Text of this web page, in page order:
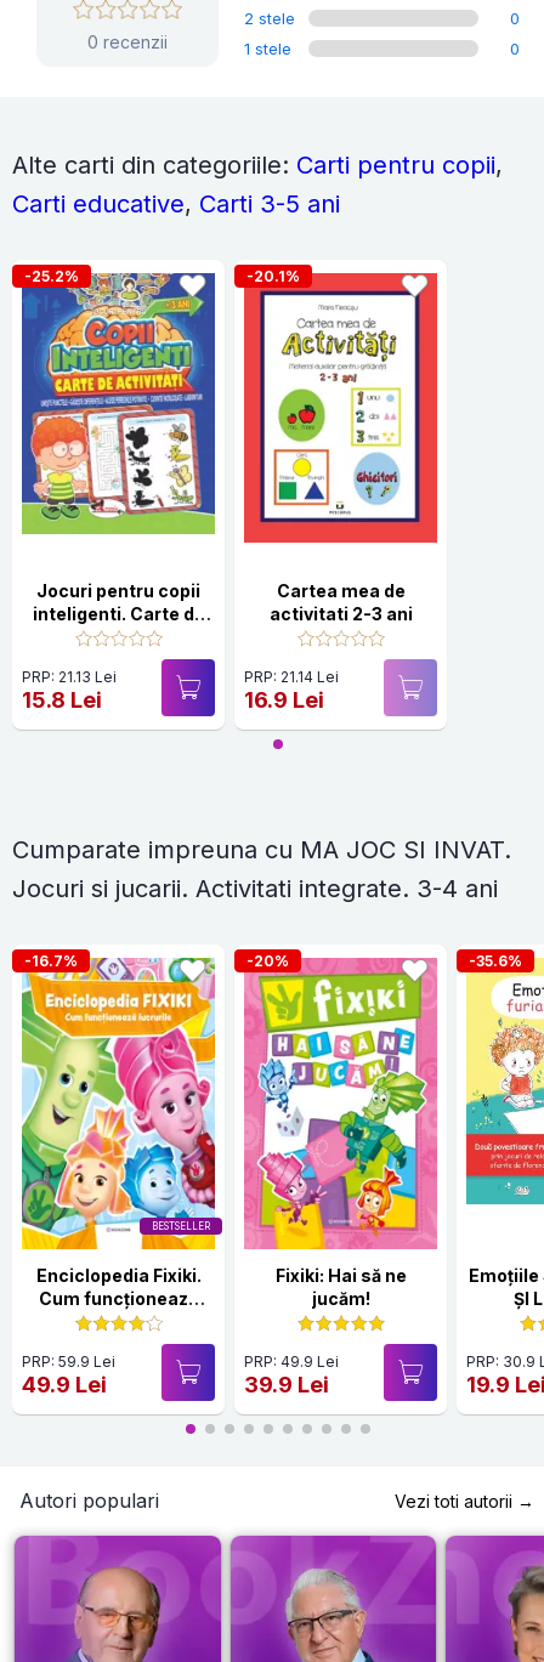
0 recenzii
2 stele
0
1 stele
0
Alte carti din categoriile: Carti pentru copii,
Carti educative, Carti 3-5 ani
-25.2%
Jocuri pentru copii
inteligenti. Carte de
activitati +3 ani
PRP: 21.13 Lei
15.8 Lei
-20.1%
Cartea mea de
activitati 2-3 ani
PRP: 21.14 Lei
16.9 Lei
Cumparate impreuna cu MA JOC SI INVAT.
Jocuri si jucarii. Activitati integrate. 3-4 ani
BESTSELLER
-16.7%
Enciclopedia Fixiki.
Cum funcționează
lucrurile
PRP: 59.9 Lei
49.9 Lei
-20%
Fixiki: Hai să ne
jucăm!
PRP: 49.9 Lei
39.9 Lei
-35.6%
Emoțiile
ȘI
PRP: 30.9
19.9
Autori populari Vezi toti autorii →